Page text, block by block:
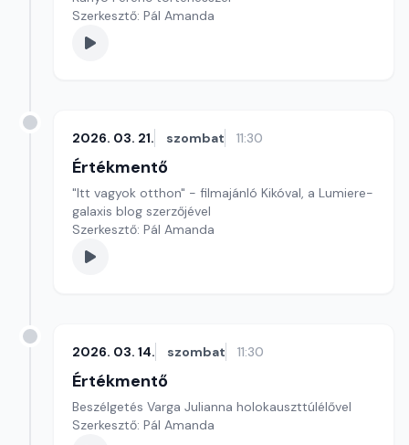
Szerkesztő: Pál Amanda
2026. 03. 21. szombat 11:30
Értékmentő
"Itt vagyok otthon" - filmajánló Kikóval, a Lumiere-
galaxis blog szerzőjével
Szerkesztő: Pál Amanda
2026. 03. 14. szombat 11:30
Értékmentő
Beszélgetés Varga Julianna holokauszttúlélővel
Szerkesztő: Pál Amanda